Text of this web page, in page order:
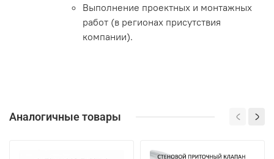
Выполнение проектных и монтажных
работ (в регионах присутствия
компании).
Аналогичные товары